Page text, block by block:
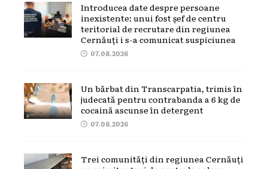
Introducea date despre persoane
inexistente: unui fost șef de centru
teritorial de recrutare din regiunea
Cernăuți i s-a comunicat suspiciunea
07.08.2026
Un bărbat din Transcarpatia, trimis în
judecată pentru contrabanda a 6 kg de
cocaină ascunse în detergent
07.08.2026
Trei comunități din regiunea Cernăuți